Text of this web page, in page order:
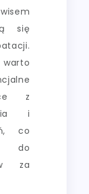
się
z
i
co
do
za